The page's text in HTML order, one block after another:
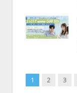
1 2 3